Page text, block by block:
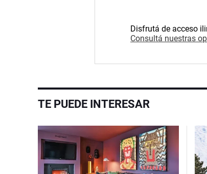
Disfrutá de acceso
Consultá nuestras
TE PUEDE INTERESAR